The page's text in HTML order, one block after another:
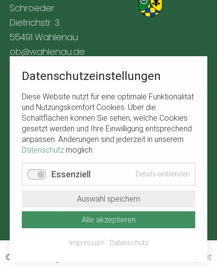
Schroeder
Dietrichstr. 3
55491 Wahlenau
ob@wahlenau.de
BÜRGERSERVICE
Navigation
überspringen
Abfallkalender
Verbandsgemeinde Kirchberg
Wetter in Wahlenau
RECHTLICHE HINWEISE
überspringen
Datenschutz
© 2026 Ortsgemeinde Wahlenau hit
Datenschutzeinstellungen
Diese Website nutzt für eine optimale Funktionalität
und Nutzungskomfort Cookies. Über die
Schaltflächen können Sie sehen, welche Cookies
gesetzt werden und Ihre Einwilligung entsprechend
anpassen. Änderungen sind jederzeit in unserem
Datenschutz möglich.
Essenziell Details einblenden
Auswahl speichern
Alle akzeptieren
Impressum Datenschutz